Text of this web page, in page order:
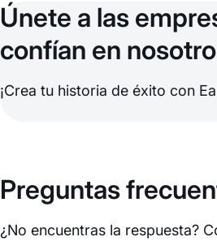
Únete a las
confían en
¡Crea tu historia de éxito con
Preguntas
¿No encuentras la respuesta?